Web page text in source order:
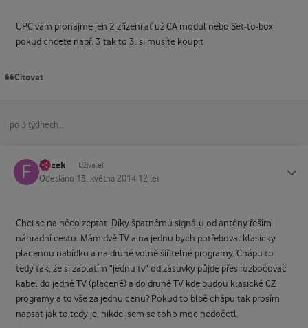
UPC vám pronajme jen 2 zřízení ať už CA modul nebo Set-to-box
pokud chcete např. 3 tak to 3. si musíte koupit
Citovat
po 3 týdnech...
flacek Uživatel
Odesláno 13. května 2014 12 let
Chci se na něco zeptat. Díky špatnému signálu od antény řeším
náhradní cestu. Mám dvě TV a na jednu bych potřeboval klasicky
placenou nabídku a na druhé volně šiřitelné programy. Chápu to
tedy tak, že si zaplatím "jednu tv" od zásuvky půjde přes rozbočovač
kabel do jedné TV (placené) a do druhé TV kde budou klasické CZ
programy a to vše za jednu cenu? Pokud to blbě chápu tak prosím
napsat jak to tedy je, nikde jsem se toho moc nedočetl.